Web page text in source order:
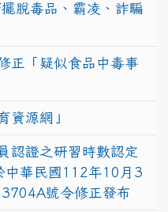
脫毒品、霸凌、詐騙
正「疑似食品中毒事
資源網」
認證之研習時數認定
中華民國112年10月3
號令修正發布